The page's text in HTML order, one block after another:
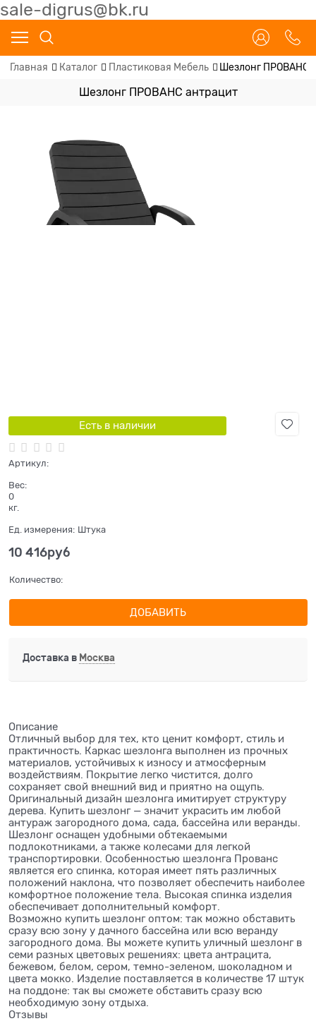
sale-digrus@bk.ru
Главная Каталог Пластиковая Мебель Шезлонг ПРОВАНС
Шезлонг ПРОВАНС антрацит
Есть в наличии
Артикул:
Вес:
0
кг.
Ед. измерения: Штука
10 416руб
Количество:
ДОБАВИТЬ
Доставка в Москва
Описание
Отличный выбор для тех, кто ценит комфорт, стиль и
практичность. Каркас шезлонга выполнен из прочных
материалов, устойчивых к износу и атмосферным
воздействиям. Покрытие легко чистится, долго
сохраняет свой внешний вид и приятно на ощупь.
Оригинальный дизайн шезлонга имитирует структуру
дерева. Купить шезлонг — значит украсить им любой
антураж загородного дома, сада, бассейна или веранды.
Шезлонг оснащен удобными обтекаемыми
подлокотниками, а также колесами для легкой
транспортировки. Особенностью шезлонга Прованс
является его спинка, которая имеет пять различных
положений наклона, что позволяет обеспечить наиболее
комфортное положение тела. Высокая спинка изделия
обеспечивает дополнительный комфорт.
Возможно купить шезлонг оптом: так можно обставить
сразу всю зону у дачного бассейна или всю веранду
загородного дома. Вы можете купить уличный шезлонг в
семи разных цветовых решениях: цвета антрацита,
бежевом, белом, сером, темно-зеленом, шоколадном и
цвета мокко. Изделие поставляется в количестве 17 штук
на поддоне: так вы сможете обставить сразу всю
необходимую зону отдыха.
Отзывы